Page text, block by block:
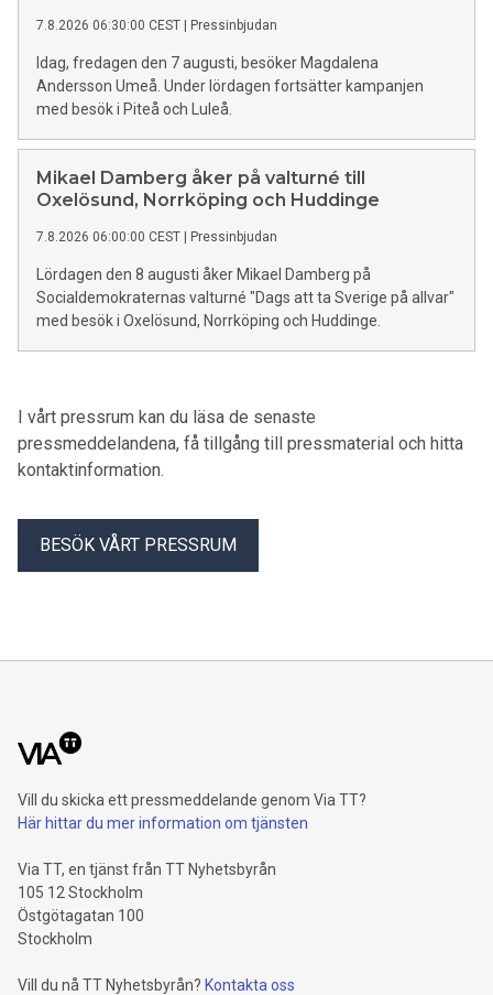
7.8.2026 06:30:00 CEST Pressinbjudan
Idag, fredagen den 7 augusti, besöker Magdalena
Andersson Umeå. Under lördagen fortsätter kampanjen
med besök i Piteå och Luleå.
Mikael Damberg åker på valturné till
Oxelösund, Norrköping och Huddinge
7.8.2026 06:00:00 CEST Pressinbjudan
Lördagen den 8 augusti åker Mikael Damberg på
Socialdemokraternas valturné "Dags att ta Sverige på allvar"
med besök i Oxelösund, Norrköping och Huddinge.
I vårt pressrum kan du läsa de senaste
pressmeddelandena, få tillgång till pressmaterial och hitta
kontaktinformation.
BESÖK VÅRT PRESSRUM
Vill du skicka ett pressmeddelande genom Via TT?
Här hittar du mer information om tjänsten
Via TT, en tjänst från TT Nyhetsbyrån
105 12 Stockholm
Östgötagatan 100
Stockholm
Vill du nå TT Nyhetsbyrån? Kontakta oss